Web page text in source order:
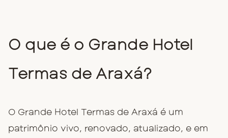
O que é o Grande Hotel
Termas de Araxá?
O Grande Hotel Termas de Araxá é um
patrimônio vivo, renovado, atualizado, e em